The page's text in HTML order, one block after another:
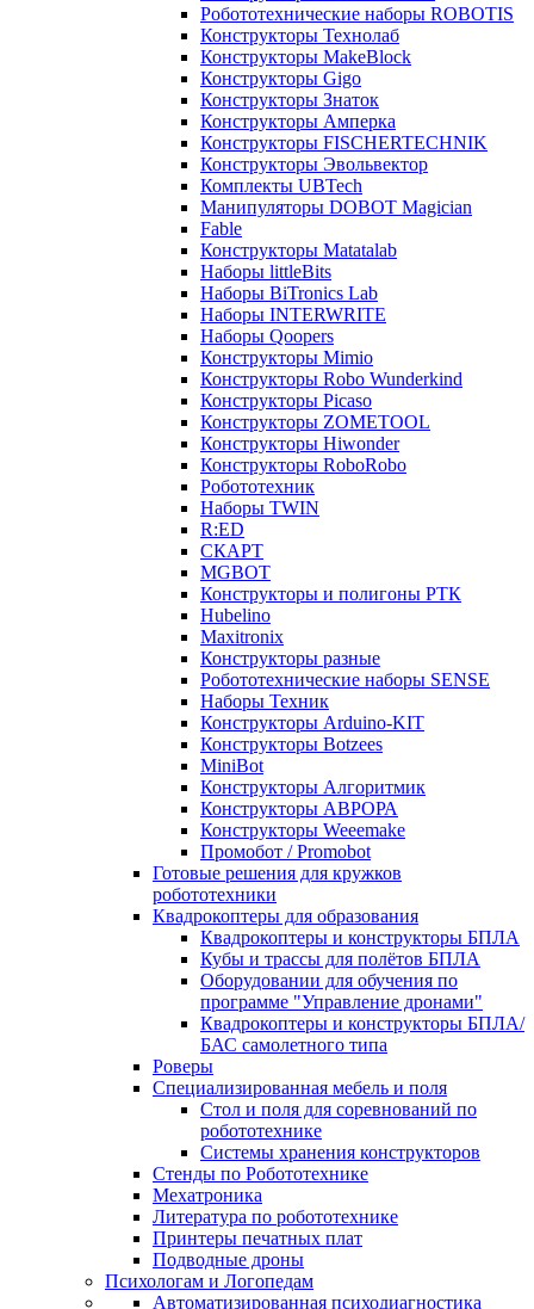
Робототехнические наборы ROBOTIS
Конструкторы Технолаб
Конструкторы MakeBlock
Конструкторы Gigo
Конструкторы Знаток
Конструкторы Амперка
Конструкторы FISCHERTECHNIK
Конструкторы Эвольвектор
Комплекты UBTech
Манипуляторы DOBOT Magician
Fable
Конструкторы Matatalab
Наборы littleBits
Наборы BiTronics Lab
Наборы INTERWRITE
Наборы Qoopers
Конструкторы Mimio
Конструкторы Robo Wunderkind
Конструкторы Picaso
Конструкторы ZOMETOOL
Конструкторы Hiwonder
Конструкторы RoboRobo
Робототехник
Наборы TWIN
R:ED
СКАРТ
MGBOT
Конструкторы и полигоны РТК
Hubelino
Maxitronix
Конструкторы разные
Робототехнические наборы SENSE
Наборы Техник
Конструкторы Arduino-KIT
Конструкторы Botzees
MiniBot
Конструкторы Алгоритмик
Конструкторы АВРОРА
Конструкторы Weeemake
Промобот / Promobot
Готовые решения для кружков
робототехники
Квадрокоптеры для образования
Квадрокоптеры и конструкторы БПЛА
Кубы и трассы для полётов БПЛА
Оборудовании для обучения по
программе "Управление дронами"
Квадрокоптеры и конструкторы БПЛА/
БАС самолетного типа
Роверы
Специализированная мебель и поля
Стол и поля для соревнований по
робототехнике
Системы хранения конструкторов
Стенды по Робототехнике
Мехатроника
Литература по робототехнике
Принтеры печатных плат
Подводные дроны
Психологам и Логопедам
Автоматизированная психодиагностика